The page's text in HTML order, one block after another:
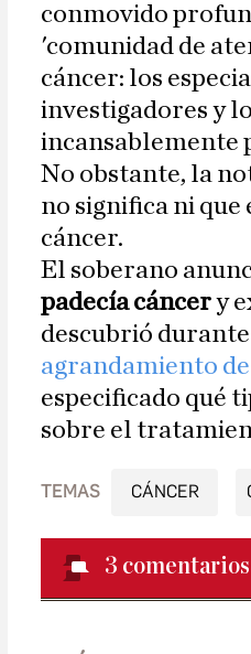
conmovido
'comunidad de
cáncer: los
investigadores y
incansablemente
No obstante, la
no significa ni que
cáncer.
El soberano
padecía cáncery
descubrió
agrandamiento
especificado qué
sobre el
TEMAS CÁNCER
3 comentarios